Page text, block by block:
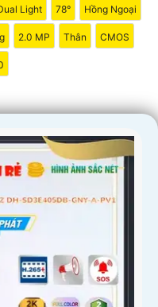
Light 78° Hồng Ngoại
2.0 MP Thân CMOS